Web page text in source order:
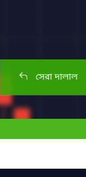
সেরা দালাল